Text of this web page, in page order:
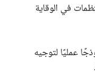
في الوقاية
عمليًا لتوجيه